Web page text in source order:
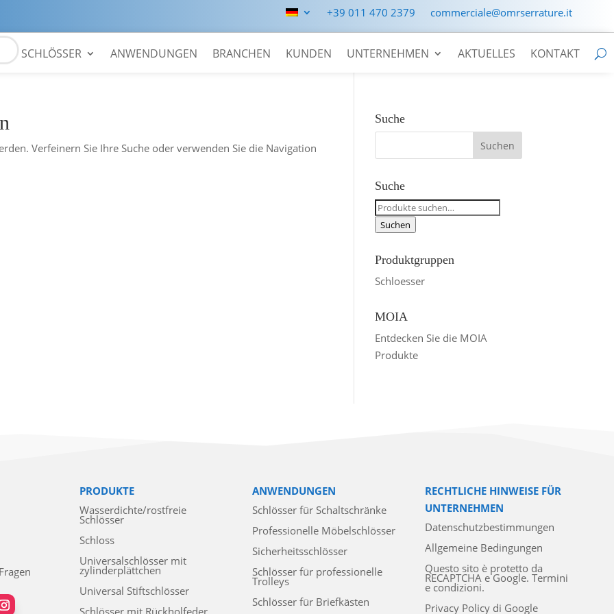
+39 011 470 2379 commerciale@omrserrature.it
SCHLÖSSER ANWENDUNGEN BRANCHEN KUNDEN UNTERNEHMEN AKTUELLES KONTAKT
Verfeinern Sie Ihre Suche oder verwenden Sie die Navigation
Suche
Suche
Suche
nach:
Suchen
Produktgruppen
Schloesser
MOIA
Entdecken Sie die MOIA
Produkte
PRODUKTE
Wasserdichte/rostfreie
Schlösser
Schloss
Universalschlösser mit
zylinderplättchen
Universal Stiftschlösser
Schlösser mit Rückholfeder
ANWENDUNGEN
Schlösser für Schaltschränke
Professionelle Möbelschlösser
Sicherheitsschlösser
Schlösser für professionelle
Trolleys
Schlösser für Briefkästen
RECHTLICHE HINWEISE FÜR
UNTERNEHMEN
Datenschutzbestimmungen
Allgemeine Bedingungen
Questo sito è protetto da
RECAPTCHA e Google. Termini
e condizioni.
Privacy Policy di Google